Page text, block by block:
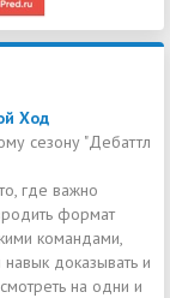
Ход
сезону "Дебаттл
где важно
формат
командами,
навык доказывать и
на одни и